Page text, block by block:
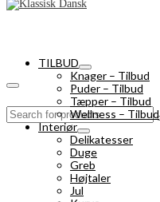
Search
for:
TILBUD
Knager – Tilbud
Puder – Tilbud
Tæpper – Tilbud
Wellness – Tilbud
Interiør
Delikatesser
Duge
Greb
Højtaler
Jul